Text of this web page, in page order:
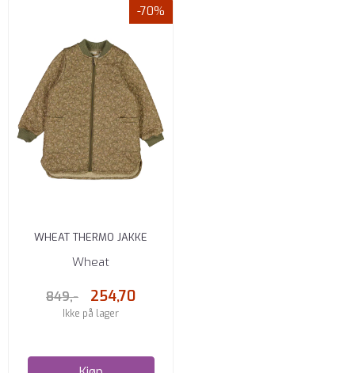
-70%
WHEAT THERMO JAKKE
HELGA CRISP FLOWERS
Wheat
849,- 254,70
Ikke på lager